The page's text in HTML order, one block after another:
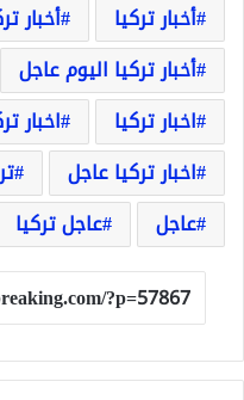
أخبار تركيا
أخبار
أخبار تركيا اليوم عاجل
اخبار تركيا
اخبار
اخبار تركيا عاجل
عاجل
عاجل تركيا